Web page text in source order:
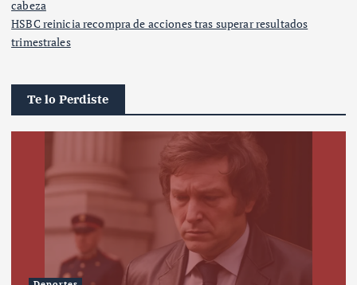
cabeza
HSBC reinicia recompra de acciones tras superar resultados
trimestrales
Te lo Perdiste